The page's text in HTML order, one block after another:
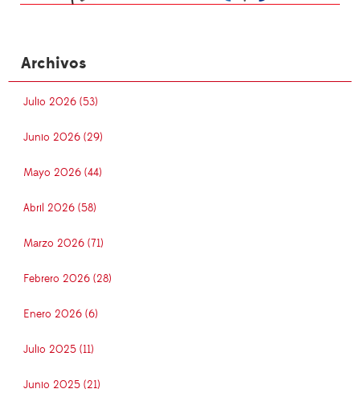
Archivos
Julio 2026 (53)
Junio 2026 (29)
Mayo 2026 (44)
Abril 2026 (58)
Marzo 2026 (71)
Febrero 2026 (28)
Enero 2026 (6)
Julio 2025 (11)
Junio 2025 (21)